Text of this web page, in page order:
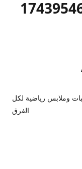
وملابس رياضية لكل
الفرق